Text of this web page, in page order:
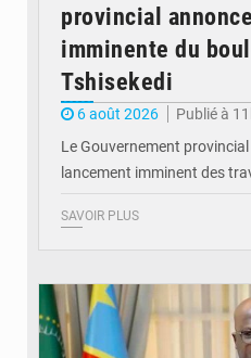
provincial
imminente du
Tshisekedi
6 août 2026
Publié à
Le Gouvernement
lancement imminent des
SAVOIR PLUS